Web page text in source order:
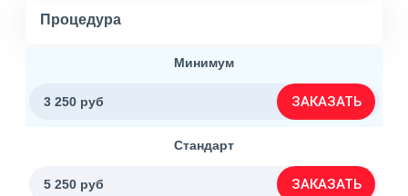
Процедура
Минимум
3 250 руб ЗАКАЗАТЬ
Стандарт
5 250 руб ЗАКАЗАТЬ